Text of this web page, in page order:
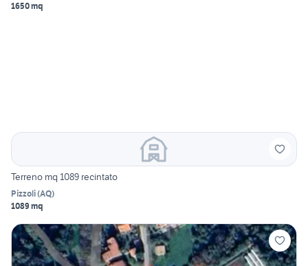
1650 mq
Terreno mq 1089 recintato
Pizzoli(AQ)
1089 mq